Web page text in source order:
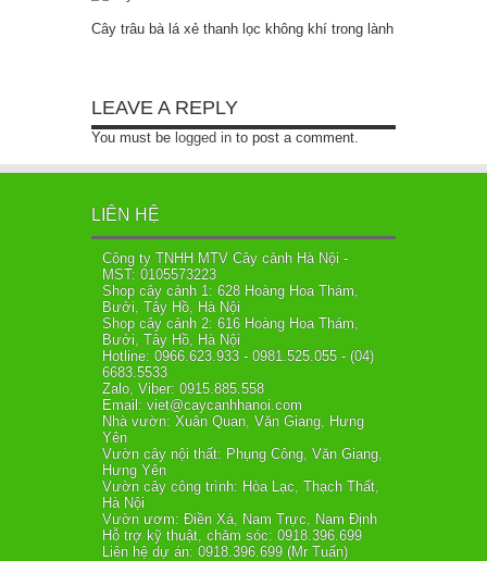
Cây trâu bà lá xẻ thanh lọc không khí trong lành
LEAVE A REPLY
You must be logged in to post a comment.
LIÊN HỆ
Công ty TNHH MTV Cây cảnh Hà Nội -
MST: 0105573223
Shop cây cảnh 1: 628 Hoàng Hoa Thám,
Bưởi, Tây Hồ, Hà Nội
Shop cây cảnh 2: 616 Hoàng Hoa Thám,
Bưởi, Tây Hồ, Hà Nội
Hotline: 0966.623.933 - 0981.525.055 - (04)
6683.5533
Zalo, Viber: 0915.885.558
Email: viet@caycanhhanoi.com
Nhà vườn: Xuân Quan, Văn Giang, Hưng
Yên
Vườn cây nội thất: Phụng Công, Văn Giang,
Hưng Yên
Vườn cây công trình: Hòa Lạc, Thạch Thất,
Hà Nội
Vườn ươm: Điền Xá, Nam Trực, Nam Định
Hỗ trợ kỹ thuật, chăm sóc: 0918.396.699
Liên hệ dự án: 0918.396.699 (Mr Tuấn)